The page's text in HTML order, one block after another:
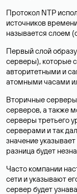
Протокол NTP
источников
называется слоем
Первый слой
серверы), которые
авторитетными и
атомными часами
Вторичные
серверов, а также
серверы третьего
серверами и так
значение
разница будет
Часто компании
сети и указывают
сервер будет